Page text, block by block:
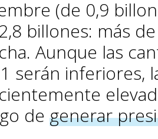
(de 0,9
billones: más
Aunque las
serán inferiores,
de generar